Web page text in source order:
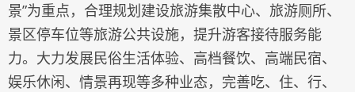
景”为重点，合理规划建设旅游集散中心、旅游厕所、
景区停车位等旅游公共设施，提升游客接待服务能
力。大力发展民俗生活体验、高档餐饮、高端民宿、
娱乐休闲、情景再现等多种业态，完善吃、住、行、